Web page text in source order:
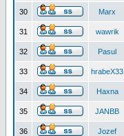
30 Marx
31 wawrik
32 Pasul
33 hrabeX33
34 Haxna
35 JANBB
36 Jozef